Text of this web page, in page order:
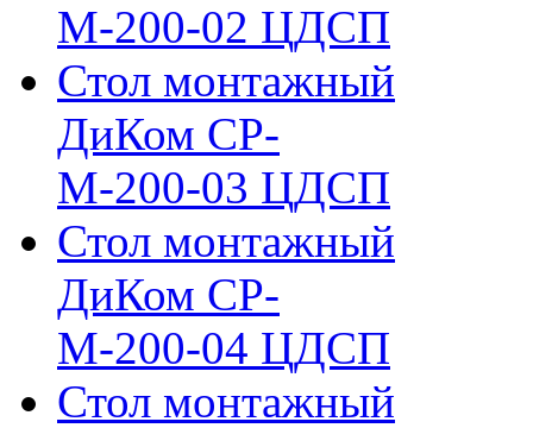
М-200-02 ЦДСП
Стол монтажный
ДиКом СР-
М-200-03 ЦДСП
Стол монтажный
ДиКом СР-
М-200-04 ЦДСП
Стол монтажный